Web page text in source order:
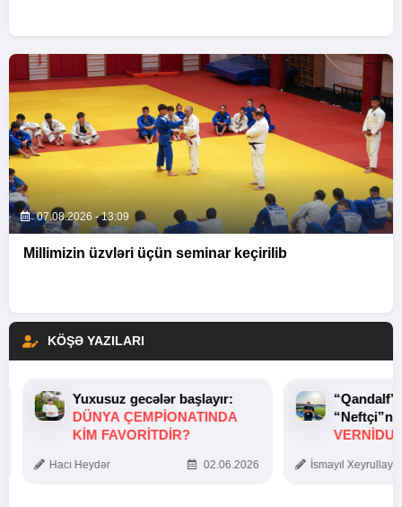
07.08.2026 - 13:09
Millimizin üzvləri üçün seminar keçirilib
KÖŞƏ YAZILARI
Yuxusuz gecələr başlayır:
DÜNYA ÇEMPIONATINDA
KIM FAVORITDIR?
Hacı Heydər 02.06.2026 İsmayıl